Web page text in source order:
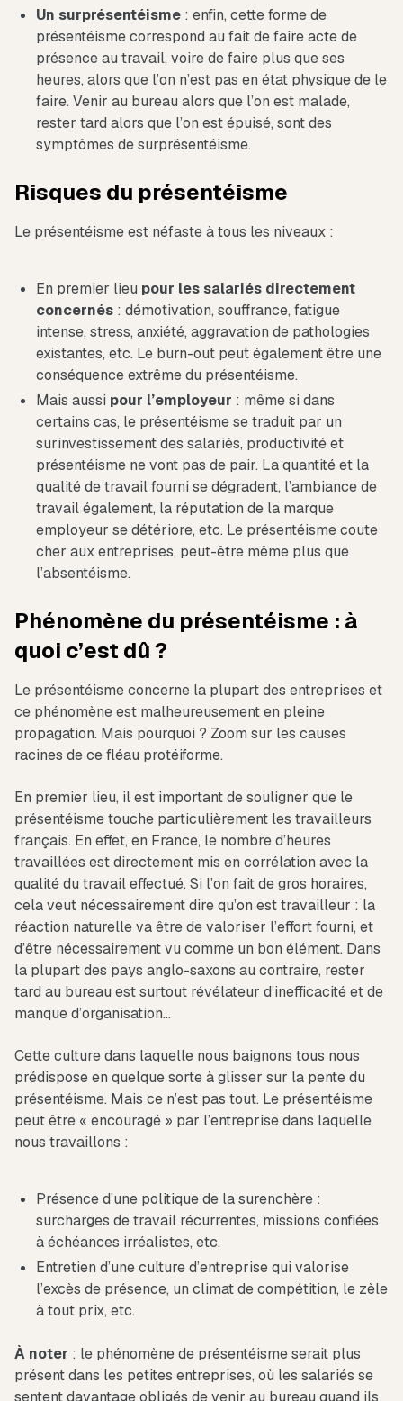
Un surprésentéisme : enfin, cette forme de
présentéisme correspond au fait de faire acte de
présence au travail, voire de faire plus que ses
heures, alors que l’on n’est pas en état physique de le
faire. Venir au bureau alors que l’on est malade,
rester tard alors que l’on est épuisé, sont des
symptômes de surprésentéisme.
Risques du présentéisme
Le présentéisme est néfaste à tous les niveaux :
En premier lieu pour les salariés directement
concernés : démotivation, souffrance, fatigue
intense, stress, anxiété, aggravation de pathologies
existantes, etc. Le burn-out peut également être une
conséquence extrême du présentéisme.
Mais aussi pour l’employeur : même si dans
certains cas, le présentéisme se traduit par un
surinvestissement des salariés, productivité et
présentéisme ne vont pas de pair. La quantité et la
qualité de travail fourni se dégradent, l’ambiance de
travail également, la réputation de la marque
employeur se détériore, etc. Le présentéisme coute
cher aux entreprises, peut-être même plus que
l’absentéisme.
Phénomène du présentéisme : à
quoi c’est dû ?
Le présentéisme concerne la plupart des entreprises et
ce phénomène est malheureusement en pleine
propagation. Mais pourquoi ? Zoom sur les causes
racines de ce fléau protéiforme.
En premier lieu, il est important de souligner que le
présentéisme touche particulièrement les travailleurs
français. En effet, en France, le nombre d’heures
travaillées est directement mis en corrélation avec la
qualité du travail effectué. Si l’on fait de gros horaires,
cela veut nécessairement dire qu’on est travailleur : la
réaction naturelle va être de valoriser l’effort fourni, et
d’être nécessairement vu comme un bon élément. Dans
la plupart des pays anglo-saxons au contraire, rester
tard au bureau est surtout révélateur d’inefficacité et de
manque d’organisation…
Cette culture dans laquelle nous baignons tous nous
prédispose en quelque sorte à glisser sur la pente du
présentéisme. Mais ce n’est pas tout. Le présentéisme
peut être « encouragé » par l’entreprise dans laquelle
nous travaillons :
Présence d’une politique de la surenchère :
surcharges de travail récurrentes, missions confiées
à échéances irréalistes, etc.
Entretien d’une culture d’entreprise qui valorise
l’excès de présence, un climat de compétition, le zèle
à tout prix, etc.
À noter : le phénomène de présentéisme serait plus
présent dans les petites entreprises, où les salariés se
sentent davantage obligés de venir au bureau quand ils